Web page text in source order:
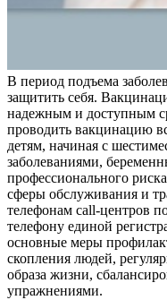
В период подъема
защитить себя.
надежным и доступным
проводить вакцинацию
детям, начиная с
заболеваниями,
профессионального
сферы обслуживания и
телефонам call-центров
телефону единой
основные меры
скопления людей,
образа жизни,
упражнениями.